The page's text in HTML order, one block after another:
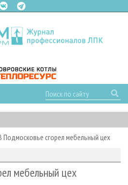
Подмосковье сгорел мебельный цех
мебельный цех